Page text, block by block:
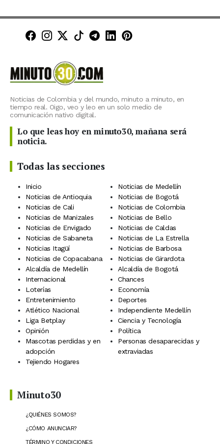
Minuto30 en Facebook
Minuto30 en Instagram
Minuto30 en X (Twitter)
Minuto30 en TikTok
Canal de Minuto30 en
Minuto30 en LinkedIn
Minuto30 en
Noticias de Colombia y del mundo, minuto a minuto, en
tiempo real. Oigo, veo y leo en un solo medio de
comunicación nativo digital.
Lo que leas hoy en minuto30, mañana será
noticia.
Todas las secciones
Inicio
Noticias de Medellín
Noticias de Antioquia
Noticias de Bogotá
Noticias de Cali
Noticias de Colombia
Noticias de Manizales
Noticias de Bello
Noticias de Envigado
Noticias de Caldas
Noticias de Sabaneta
Noticias de La Estrella
Noticias Itagüí
Noticias de Barbosa
Noticias de Copacabana
Noticias de Girardota
Alcaldía de Medellín
Alcaldía de Bogotá
Internacional
Chances
Loterías
Economía
Entretenimiento
Deportes
Atlético Nacional
Independiente Medellín
Liga Betplay
Ciencia y Tecnología
Opinión
Política
Mascotas perdidas y en
adopción
Personas desaparecidas y
extraviadas
Tejiendo Hogares
Minuto30
¿QUIÉNES SOMOS?
¿CÓMO ANUNCIAR?
TÉRMINO Y CONDICIONES